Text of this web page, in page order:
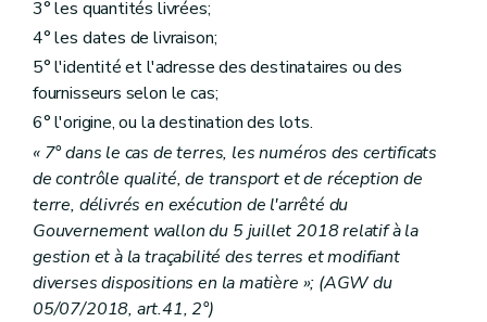
3° les quantités livrées;
4° les dates de livraison;
5° l'identité et l'adresse des destinataires ou des
fournisseurs selon le cas;
6° l'origine, ou la destination des lots.
« 7° dans le cas de terres, les numéros des certificats
de contrôle qualité, de transport et de réception de
terre, délivrés en exécution de l'arrêté du
Gouvernement wallon du 5 juillet 2018 relatif à la
gestion et à la traçabilité des terres et modifiant
diverses dispositions en la matière »; (AGW du
05/07/2018, art.41, 2°)